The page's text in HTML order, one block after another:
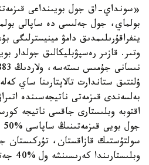
«سونداي-اق جول بويىنداعى
بولماي، جول جەلىسى دە ساپالى
ينفراقۇرىلىمدىق دامۋ
ۇلتتىق ستاندارت تالاپتارىنا ساي
بەلسەندى قىزمەتى ناتيجەسىندە
اقتوبە وبلىستارى جاقسى ناتيجە
سولتۇستىك قازاقستان، تۇركىستان
وبلىستارىندا كەرىسىنشە ول %40 جەتپەيدى.